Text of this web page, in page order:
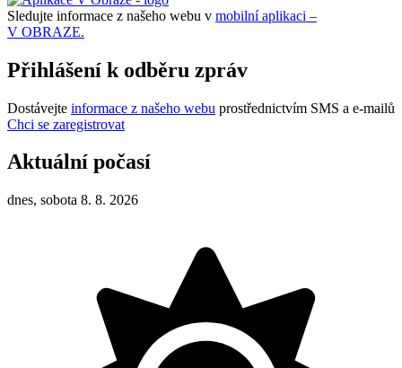
Sledujte informace z našeho webu v mobilní aplikaci –
V OBRAZE.
Přihlášení k odběru zpráv
Dostávejte informace z našeho webu prostřednictvím SMS a e-mailů
Chci se zaregistrovat
Aktuální počasí
dnes, sobota 8. 8. 2026